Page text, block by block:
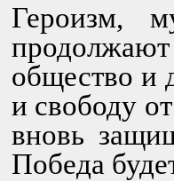
Героизм,
общество и
и свободу
вновь
Победа